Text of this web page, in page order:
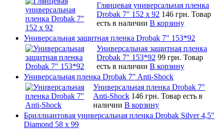
Глянцевая универсальная пленка
Drobak 7" 152 x 92 146 грн. Товар
есть в наличии В корзину
Универсальная защитная пленка Drobak 7" 153*92
Универсальная защитная пленка
Drobak 7" 153*92 99 грн. Товар
есть в наличии В корзину
Универсальная пленка Drobak 7" Anti-Shock
Универсальная пленка Drobak 7"
Anti-Shock 146 грн. Товар есть в
наличии В корзину
Бриллиантовая универсальная пленка Drobak Silver 4,5"
Diamond 58 х 99